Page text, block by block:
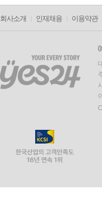
회사소개 인재채용 이용약관